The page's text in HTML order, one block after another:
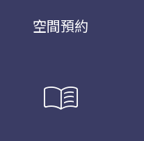
空間預約
menu_book